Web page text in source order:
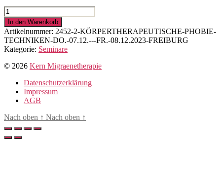
körpertherapeutische
Phobie-
Techniken
Do.
12.02.
-
Fr.
13.02.2026
Freiburg
Menge
In den Warenkorb
Artikelnummer: 2452-2-KÖRPERTHERAPEUTISCHE-PHOBIE-
TECHNIKEN-DO.-07.12.---FR.-08.12.2023-FREIBURG
Kategorie: Seminare
© 2026 Kern Migraenetherapie
Datenschutzerklärung
Impressum
AGB
Nach oben ↑ Nach oben ↑